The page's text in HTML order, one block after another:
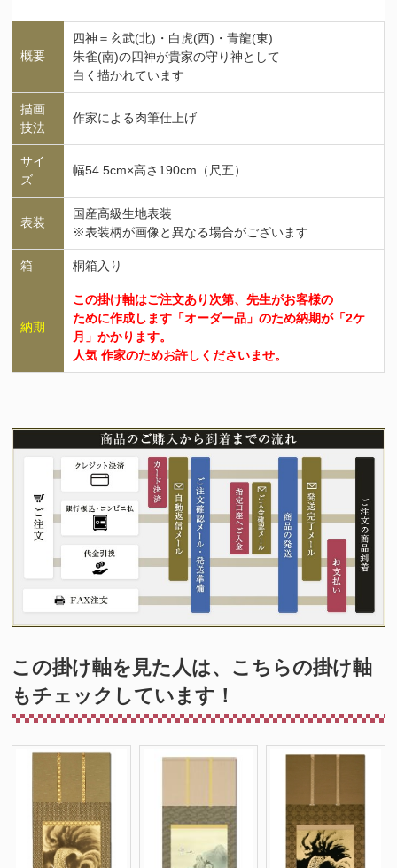
概要
四神＝玄武(北)・白虎(西)・青龍(東)
朱雀(南)の四神が貴家の守り神として
白く描かれています
描画
技法
作家による肉筆仕上げ
サイ
ズ
幅54.5cm×高さ190cm（尺五）
表装
国産高級生地表装
※表装柄が画像と異なる場合がございます
箱 桐箱入り
納期
この掛け軸はご注文あり次第、先生がお客様の
ために作成します「オーダー品」のため納期が「2ケ
月」かかります。
人気 作家のためお許しくださいませ。
この掛け軸を見た人は、こちらの掛け軸
もチェックしています！